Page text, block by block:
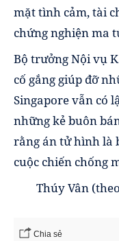
mặt tình cảm, tài
chứng nghiện ma
Bộ trưởng Nội vụ
cố gắng giúp đỡ
Singapore vẫn có
những kẻ buôn
rằng án tử hình là
cuộc chiến chống
Thúy Vân (theo
Chia sẻ